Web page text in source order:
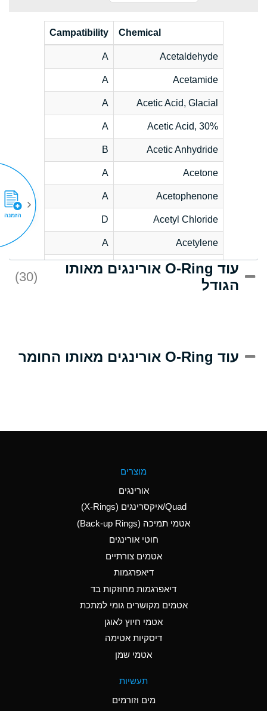
Chemical
Campatibility
Acetaldehyde
A
Acetamide
A
Acetic Acid, Glacial
A
Acetic Acid, 30%
A
Acetic Anhydride
B
Acetone
A
Acetophenone
A
Acetyl Chloride
D
Acetylene
A
Acrlylonitrile
D
Adipic Acid
(Aqueous)
Aluminum Nitrate
(Aqueous)
Aluminum Phosphate
Ammonia Anhydrous
A
Ammonia Gas (cold)
A
Ammonia Gas (hot)
עוד O-Ring אורינגים מאותו
הגודל
(30)
עוד O-Ring אורינגים מאותו החומר
מוצרים
אורינגים
Quad/איקסרינגים (X-Rings)
אטמי תמיכה (Back-up Rings)
חוטי אורינגים
אטמים צורתיים
דיאפרגמות
דיאפרגמות מחוזקות בד
אטמים מקושרים גומי למתכת
אטמי חיוץ לאוגן
דיסקיות אטימה
אטמי שמן
תעשיות
מים וזורמים
הזמנה